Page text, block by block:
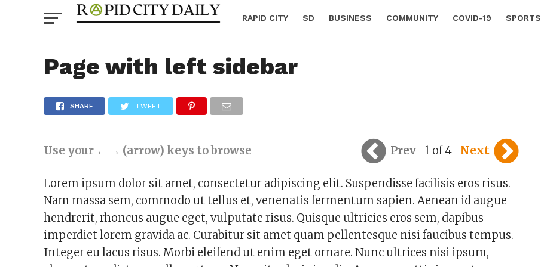
RAPID CITY SD BUSINESS COMMUNITY COVID-19 SPORTS
Page with left sidebar
SHARE TWEET
Prev 1 of 4 Next
Use your ← → (arrow) keys to browse
Lorem ipsum dolor sit amet, consectetur adipiscing elit. Suspendisse facilisis eros risus.
Nam massa sem, commodo ut tellus et, venenatis fermentum sapien. Aenean id augue
hendrerit, rhoncus augue eget, vulputate risus. Quisque ultricies eros sem, dapibus
imperdiet lorem gravida ac. Curabitur sit amet quam pellentesque nisi faucibus tempus.
Integer eu lacus risus. Morbi eleifend ut enim eget ornare. Nunc ultrices nisi ipsum,